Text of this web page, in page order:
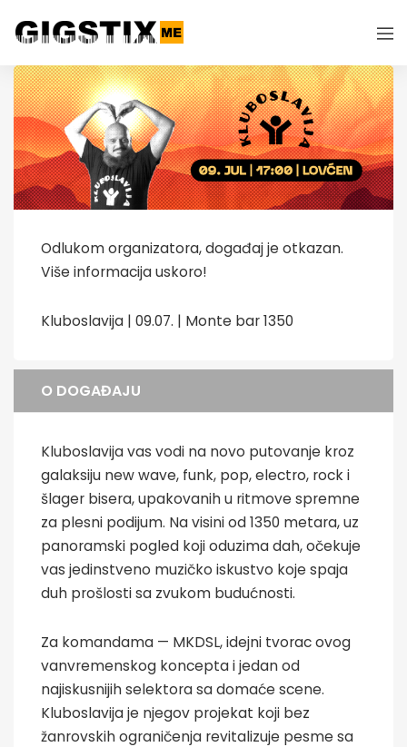
Odlukom organizatora, događaj je otkazan.
Više informacija uskoro!
Kluboslavija | 09.07. | Monte bar 1350
O DOGAĐAJU
Kluboslavija vas vodi na novo putovanje kroz
galaksiju new wave, funk, pop, electro, rock i
šlager bisera, upakovanih u ritmove spremne
za plesni podijum. Na visini od 1350 metara, uz
panoramski pogled koji oduzima dah, očekuje
vas jedinstveno muzičko iskustvo koje spaja
duh prošlosti sa zvukom budućnosti.
Za komandama — MKDSL, idejni tvorac ovog
vanvremenskog koncepta i jedan od
najiskusnijih selektora sa domaće scene.
Kluboslavija je njegov projekat koji bez
žanrovskih ograničenja revitalizuje pesme sa